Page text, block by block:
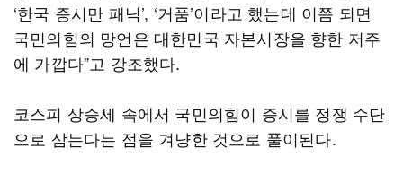
‘한국 증시만 패닉’, ‘거품’이라고 했는데 이쯤 되면
국민의힘의 망언은 대한민국 자본시장을 향한 저주
에 가깝다”고 강조했다.
코스피 상승세 속에서 국민의힘이 증시를 정쟁 수단
으로 삼는다는 점을 겨냥한 것으로 풀이된다.